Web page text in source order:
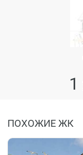
1
ПОХОЖИЕ ЖК